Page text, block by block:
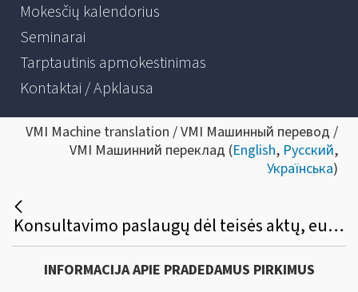
Mokesčių kalendorius
Seminarai
Tarptautinis apmokestinimas
Kontaktai / Apklausa
VMI Machine translation / VMI Машинный перевод /
VMI Машинний переклад (English, Русский,
Українська)
Konsultavimo paslaugų dėl teisės aktų, europinio e.Invoicing standarto analizės ir e.kvito standarto parengimo viešasis pirkimas
INFORMACIJA APIE PRADEDAMUS PIRKIMUS